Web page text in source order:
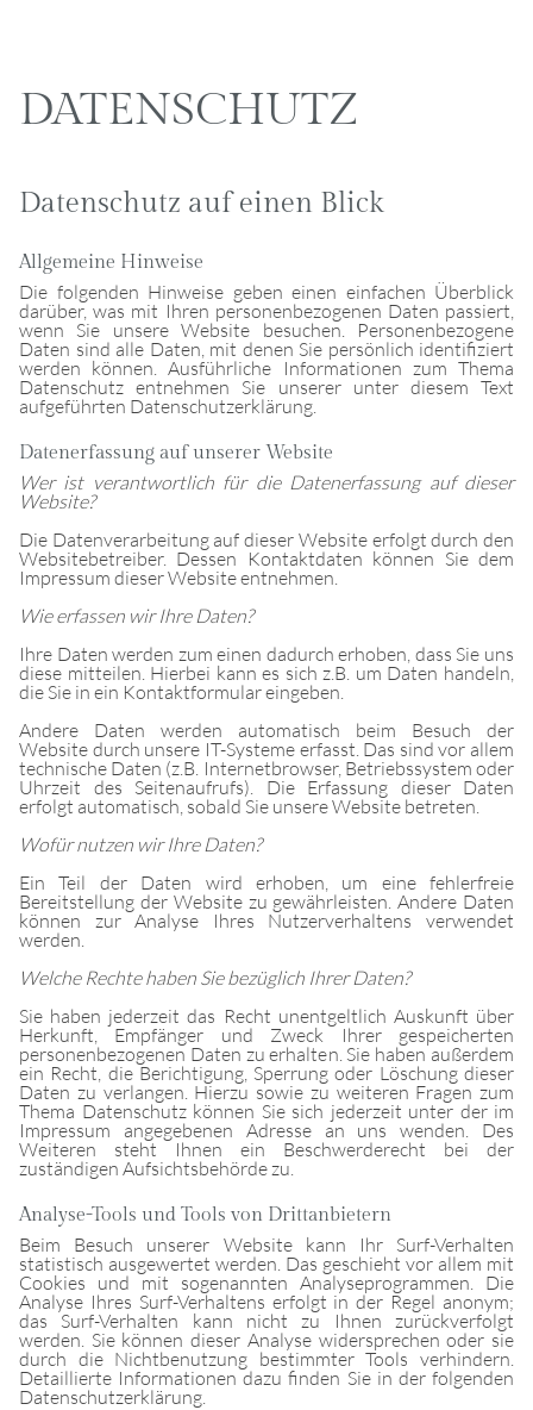
DATENSCHUTZ
Datenschutz auf einen Blick
Allgemeine Hinweise
Die folgenden Hinweise geben einen einfachen Überblick
darüber, was mit Ihren personenbezogenen Daten passiert,
wenn Sie unsere Website besuchen. Personenbezogene
Daten sind alle Daten, mit denen Sie persönlich identifiziert
werden können. Ausführliche Informationen zum Thema
Datenschutz entnehmen Sie unserer unter diesem Text
aufgeführten Datenschutzerklärung.
Datenerfassung auf unserer Website
Wer ist verantwortlich für die Datenerfassung auf dieser
Website?
Die Datenverarbeitung auf dieser Website erfolgt durch den
Websitebetreiber. Dessen Kontaktdaten können Sie dem
Impressum dieser Website entnehmen.
Wie erfassen wir Ihre Daten?
Ihre Daten werden zum einen dadurch erhoben, dass Sie uns
diese mitteilen. Hierbei kann es sich z.B. um Daten handeln,
die Sie in ein Kontaktformular eingeben.
Andere Daten werden automatisch beim Besuch der
Website durch unsere IT-Systeme erfasst. Das sind vor allem
technische Daten (z.B. Internetbrowser, Betriebssystem oder
Uhrzeit des Seitenaufrufs). Die Erfassung dieser Daten
erfolgt automatisch, sobald Sie unsere Website betreten.
Wofür nutzen wir Ihre Daten?
Ein Teil der Daten wird erhoben, um eine fehlerfreie
Bereitstellung der Website zu gewährleisten. Andere Daten
können zur Analyse Ihres Nutzerverhaltens verwendet
werden.
Welche Rechte haben Sie bezüglich Ihrer Daten?
Sie haben jederzeit das Recht unentgeltlich Auskunft über
Herkunft, Empfänger und Zweck Ihrer gespeicherten
personenbezogenen Daten zu erhalten. Sie haben außerdem
ein Recht, die Berichtigung, Sperrung oder Löschung dieser
Daten zu verlangen. Hierzu sowie zu weiteren Fragen zum
Thema Datenschutz können Sie sich jederzeit unter der im
Impressum angegebenen Adresse an uns wenden. Des
Weiteren steht Ihnen ein Beschwerderecht bei der
zuständigen Aufsichtsbehörde zu.
Analyse-Tools und Tools von Drittanbietern
Beim Besuch unserer Website kann Ihr Surf-Verhalten
statistisch ausgewertet werden. Das geschieht vor allem mit
Cookies und mit sogenannten Analyseprogrammen. Die
Analyse Ihres Surf-Verhaltens erfolgt in der Regel anonym;
das Surf-Verhalten kann nicht zu Ihnen zurückverfolgt
werden. Sie können dieser Analyse widersprechen oder sie
durch die Nichtbenutzung bestimmter Tools verhindern.
Detaillierte Informationen dazu finden Sie in der folgenden
Datenschutzerklärung.